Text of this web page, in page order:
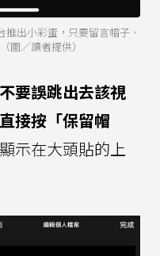
出小彩蛋，只要留言帽子、
圖／讀者提供）
要誤跳出去該視
接按「保留帽
示在大頭貼的上